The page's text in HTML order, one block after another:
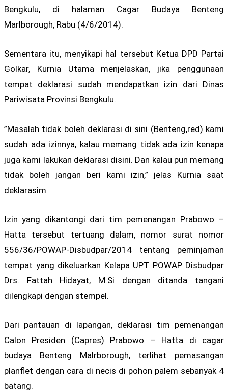
Bengkulu, di halaman Cagar Budaya Benteng
Marlborough, Rabu (4/6/2014).
Sementara itu, menyikapi hal tersebut Ketua DPD Partai
Golkar, Kurnia Utama menjelaskan, jika penggunaan
tempat deklarasi sudah mendapatkan izin dari Dinas
Pariwisata Provinsi Bengkulu.
”Masalah tidak boleh deklarasi di sini (Benteng,red) kami
sudah ada izinnya, kalau memang tidak ada izin kenapa
juga kami lakukan deklarasi disini. Dan kalau pun memang
tidak boleh jangan beri kami izin,” jelas Kurnia saat
deklarasim
Izin yang dikantongi dari tim pemenangan Prabowo –
Hatta tersebut tertuang dalam, nomor surat nomor
556/36/POWAP-Disbudpar/2014 tentang peminjaman
tempat yang dikeluarkan Kelapa UPT POWAP Disbudpar
Drs. Fattah Hidayat, M.Si dengan ditanda tangani
dilengkapi dengan stempel.
Dari pantauan di lapangan, deklarasi tim pemenangan
Calon Presiden (Capres) Prabowo – Hatta di cagar
budaya Benteng Malrborough, terlihat pemasangan
planflet dengan cara di necis di pohon palem sebanyak 4
batang.